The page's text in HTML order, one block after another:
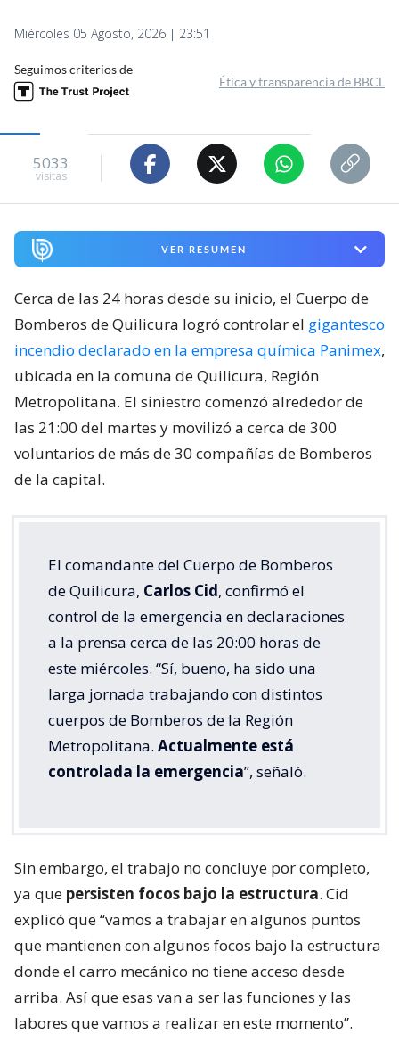
Miércoles 05 Agosto, 2026 | 23:51
Seguimos criterios de
Ética y transparencia de BBCL
5033
visitas
VER RESUMEN
Cerca de las 24 horas desde su inicio, el Cuerpo de
Bomberos de Quilicura logró controlar el gigantesco
incendio declarado en la empresa química Panimex,
ubicada en la comuna de Quilicura, Región
Metropolitana. El siniestro comenzó alrededor de
las 21:00 del martes y movilizó a cerca de 300
voluntarios de más de 30 compañías de Bomberos
de la capital.
El comandante del Cuerpo de Bomberos
de Quilicura, Carlos Cid, confirmó el
control de la emergencia en declaraciones
a la prensa cerca de las 20:00 horas de
este miércoles. “Sí, bueno, ha sido una
larga jornada trabajando con distintos
cuerpos de Bomberos de la Región
Metropolitana. Actualmente está
controlada la emergencia”, señaló.
Sin embargo, el trabajo no concluye por completo,
ya que persisten focos bajo la estructura. Cid
explicó que “vamos a trabajar en algunos puntos
que mantienen con algunos focos bajo la estructura
donde el carro mecánico no tiene acceso desde
arriba. Así que esas van a ser las funciones y las
labores que vamos a realizar en este momento”.